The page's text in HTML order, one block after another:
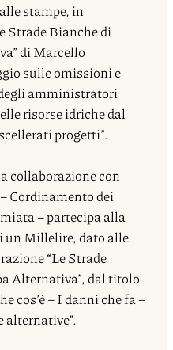
stampe, in
Strade Bianche di
di Marcello
sulle omissioni e
amministratori
risorse idriche dal
progetti”.
collaborazione con
Cordinamento dei
– partecipa alla
un Millelire, dato alle
“Le Strade
Alternativa”, dal titolo
cos’è – I danni che fa –
alternative”.